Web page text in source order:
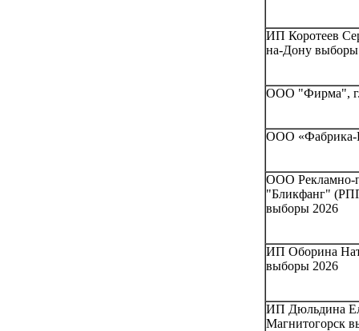
ИП Коротеев
на-Дону выборы
ООО "Фирма", г.
ООО «Фабрика-
ООО Рекламно-
"Бликфанг"
выборы 2026
ИП Оборина
выборы 2026
ИП Дюльдина
Магнитогорск